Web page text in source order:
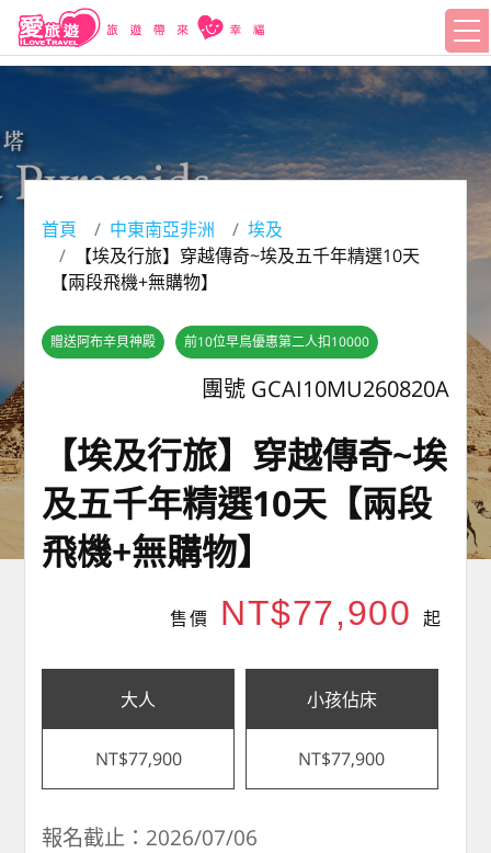
首頁 中東南亞非洲
埃及
【埃及行旅】穿越傳奇~埃及五千年精選10天
【兩段飛機+無購物】
贈送阿布辛貝神殿 前10位早鳥優惠第二人扣10000
團號 GCAI10MU260820A
【埃及行旅】穿越傳奇~埃
及五千年精選10天【兩段
飛機+無購物】
售價 NT$77,900 起
大人
NT$77,900
小孩佔床
NT$77,900
報名截止：2026/07/06